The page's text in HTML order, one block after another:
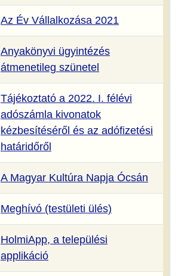
Az Év Vállalkozása 2021
Anyakönyvi ügyintézés
átmenetileg szünetel
Tájékoztató a 2022. I. félévi
adószámla kivonatok
kézbesítéséről és az adófizetési
határidőről
A Magyar Kultúra Napja Ócsán
Meghívó (testületi ülés)
HolmiApp, a települési
applikáció